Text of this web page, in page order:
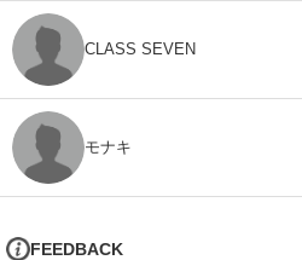
CLASS SEVEN
モナキ
FEEDBACK